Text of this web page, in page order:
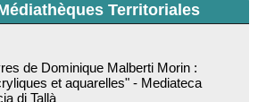
Territoriales
et aquarelles" - Mediateca
di Tallà